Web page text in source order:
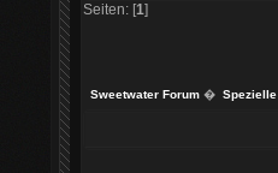
Seiten: [1]
Sweetwater Forum �